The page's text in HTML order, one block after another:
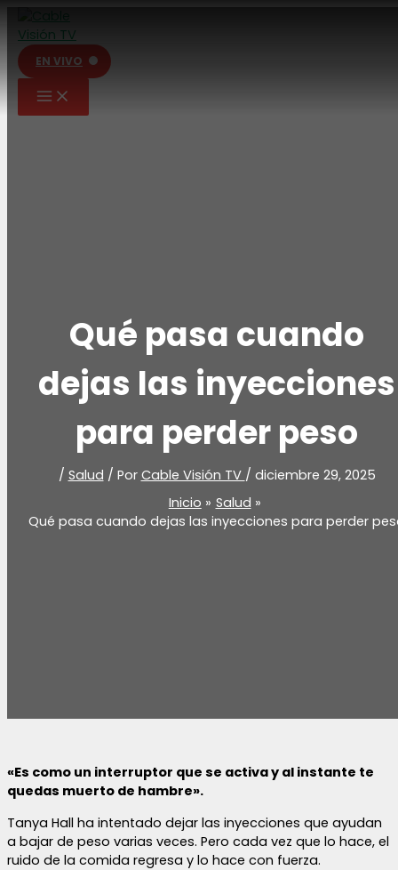
contenido
EN VIVO
Qué pasa cuando
dejas las inyecciones
para perder peso
/ Salud / Por Cable Visión TV / diciembre 29, 2025
Inicio
Salud
Qué pasa cuando dejas las inyecciones para perder
«Es como un interruptor que se activa y al instante te
quedas muerto de hambre».
Tanya Hall ha intentado dejar las inyecciones que ayudan
a bajar de peso varias veces. Pero cada vez que lo hace, el
ruido de la comida regresa y lo hace con fuerza.